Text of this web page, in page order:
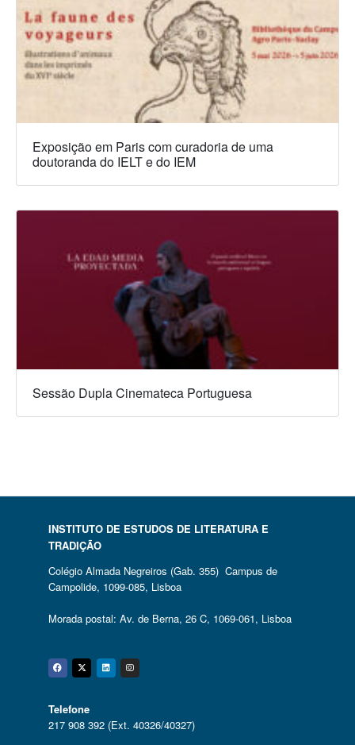
Exposição em Paris com curadoria de uma
doutoranda do IELT e do IEM
Sessão Dupla Cinemateca Portuguesa
INSTITUTO DE ESTUDOS DE LITERATURA E
TRADIÇÃO
Colégio Almada Negreiros (Gab. 355) Campus de
Campolide, 1099-085, Lisboa
Morada postal: Av. de Berna, 26 C, 1069-061, Lisboa
Facebook
Twitter
Linkedin
Instagram
Telefone
217 908 392 (Ext. 40326/40327)